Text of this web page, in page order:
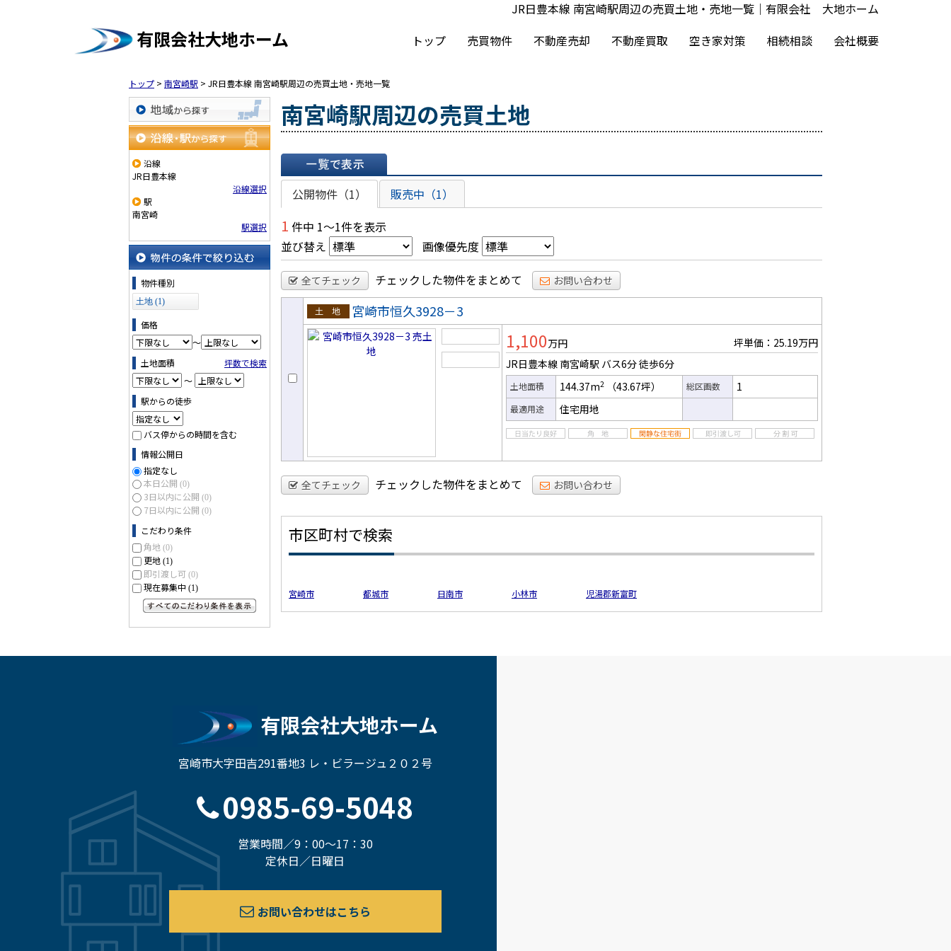
JR日豊本線 南宮崎駅周辺の売買土地・売地一覧｜有限会社 大地ホーム
有限会社大地ホーム トップ 売買物件 不動産売却 不動産買取 空き家対策 相続相談 会社概要
トップ > 南宮崎駅 > JR日豊本線 南宮崎駅周辺の売買土地・売地一覧
地域から探す
沿線・駅から探す
沿線
JR日豊本線
沿線選択
駅
南宮崎
駅選択
物件の条件で絞り込む
物件種別
土地 (1)
価格
～
土地面積
坪数で検索
～
駅からの徒歩
バス停からの時間を含む
情報公開日
指定なし
本日公開 (0)
3日以内に公開 (0)
7日以内に公開 (0)
こだわり条件
角地 (0)
更地 (1)
即引渡し可 (0)
現在募集中 (1)
南宮崎駅周辺の売買土地
一覧で表示
公開物件（1） 販売中（1）
1 件中 1～1件を表示
並び替え
画像優先度
全てチェック チェックした物件をまとめて お問い合わせ
売土地
宮崎市恒久3928－3
1,100万円
坪単価：25.19万円
JR日豊本線 南宮崎駅 バス6分徒歩6分
土地面積 144.37m2 （43.67坪） 総区画数 1
最適用途 住宅用地
全てチェック チェックした物件をまとめて お問い合わせ
市区町村で検索
宮崎市 都城市 日南市 小林市 児湯郡新富町
有限会社大地ホーム
宮崎市大字田吉291番地3 レ・ビラージュ２０２号
0985-69-5048
営業時間／9：00～17：30
定休日／日曜日
お問い合わせはこちら